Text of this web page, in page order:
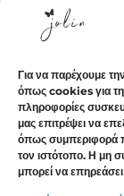
Για να παρέχουμε
όπως cookies για
πληροφορίες
μας επιτρέψει να
όπως συμπεριφορά
τον ιστότοπο. Η μη
μπορεί να επηρεάσει
–